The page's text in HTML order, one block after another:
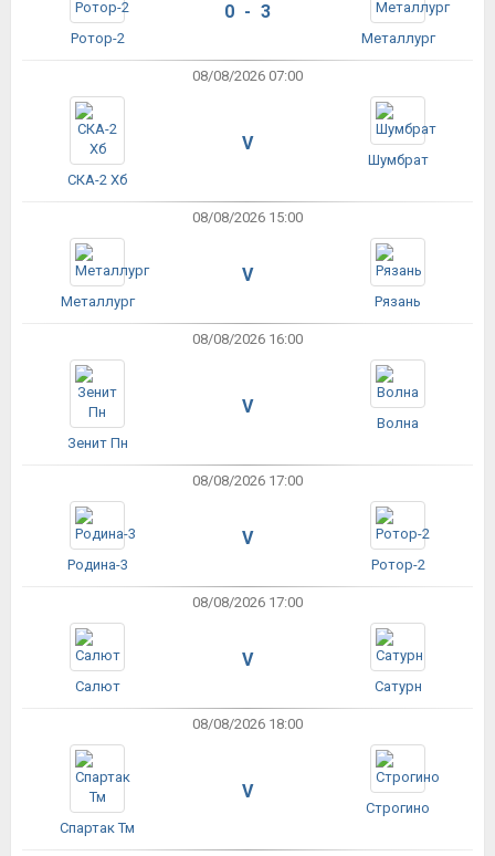
Ротор-2
0 - 3
Металлург
08/08/2026 07:00
СКА-2 Хб
V
Шумбрат
08/08/2026 15:00
Металлург
V
Рязань
08/08/2026 16:00
Зенит Пн
V
Волна
08/08/2026 17:00
Родина-3
V
Ротор-2
08/08/2026 17:00
Салют
V
Сатурн
08/08/2026 18:00
Спартак Тм
V
Строгино